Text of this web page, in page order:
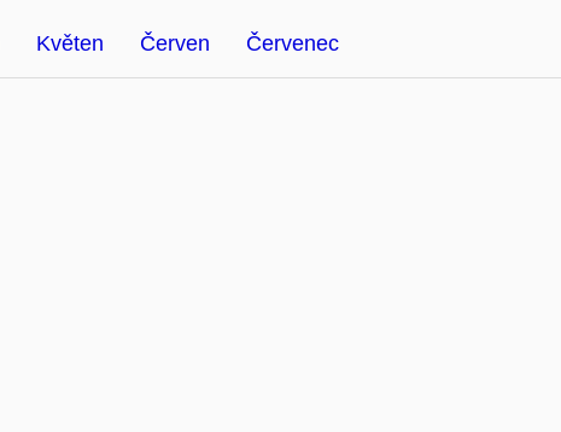
Květen Červen Červenec